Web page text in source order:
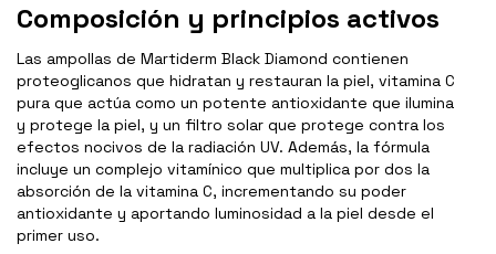
Composición y principios activos
Las ampollas de Martiderm Black Diamond contienen
proteoglicanos que hidratan y restauran la piel, vitamina C
pura que actúa como un potente antioxidante que ilumina
y protege la piel, y un filtro solar que protege contra los
efectos nocivos de la radiación UV. Además, la fórmula
incluye un complejo vitamínico que multiplica por dos la
absorción de la vitamina C, incrementando su poder
antioxidante y aportando luminosidad a la piel desde el
primer uso.